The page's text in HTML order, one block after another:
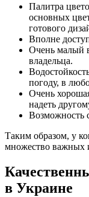
Палитра
основных
готового
Вполне
Очень малый
владельца.
погоду, в
Очень
надеть
Возможность
Таким образом, у
множество важных
в Украине